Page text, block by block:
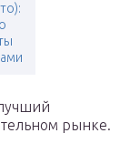
рынке.